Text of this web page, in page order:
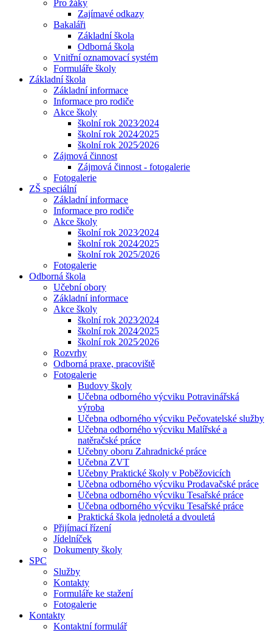
Pro žáky
Zajímavé odkazy
Bakaláři
Základní škola
Odborná škola
Vnitřní oznamovací systém
Formuláře školy
Základní škola
Základní informace
Informace pro rodiče
Akce školy
školní rok 2023⁄2024
školní rok 2024⁄2025
školní rok 2025⁄2026
Zájmová činnost
Zájmová činnost - fotogalerie
Fotogalerie
ZŠ speciální
Základní informace
Informace pro rodiče
Akce školy
školní rok 2023⁄2024
školní rok 2024⁄2025
školní rok 2025/2026
Fotogalerie
Odborná škola
Učební obory
Základní informace
Akce školy
školní rok 2023⁄2024
školní rok 2024⁄2025
školní rok 2025⁄2026
Rozvrhy
Odborná praxe, pracoviště
Fotogalerie
Budovy školy
Učebna odborného výcviku Potravinářská
výroba
Učebna odborného výcviku Pečovatelské služby
Učebna odborného výcviku Malířské a
natěračské práce
Učebny oboru Zahradnické práce
Učebna ZVT
Učebny Praktické školy v Poběžovicích
Učebna odborného výcviku Prodavačské práce
Učebna odborného výcviku Tesařské práce
Učebna odborného výcviku Tesařské práce
Praktická škola jednoletá a dvouletá
Přijímací řízení
Jídelníček
Dokumenty školy
SPC
Služby
Kontakty
Formuláře ke stažení
Fotogalerie
Kontakty
Kontaktní formulář